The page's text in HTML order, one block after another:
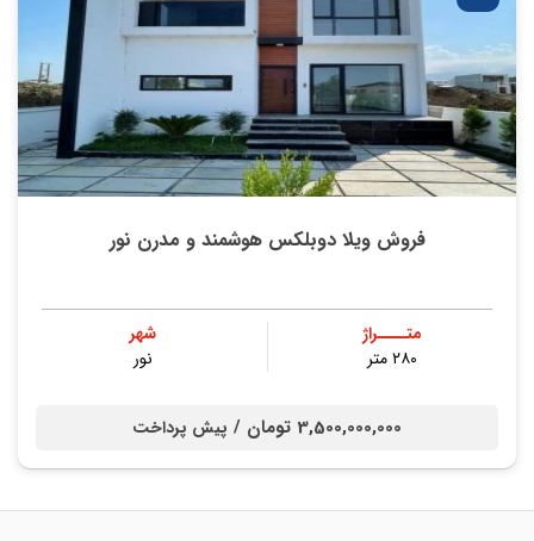
فروش ویلا دوبلکس هوشمند و مدرن نور
متــــراژ
۲۸۰ متر
شهر
نور
3,500,000,000 تومان / پیش پرداخت